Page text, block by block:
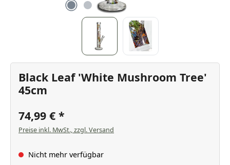
Black Leaf 'White Mushroom Tree'
45cm
74,99 €
Preise inkl. MwSt., zzgl. Versand
Nicht mehr verfügbar